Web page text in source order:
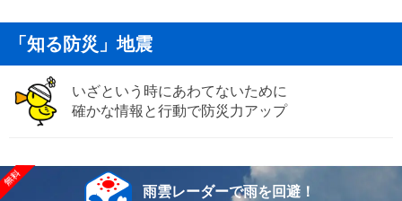
「知る防災」地震
いざという時にあわてないために
確かな情報と行動で防災力アップ
雨雲レーダーで雨を回避！